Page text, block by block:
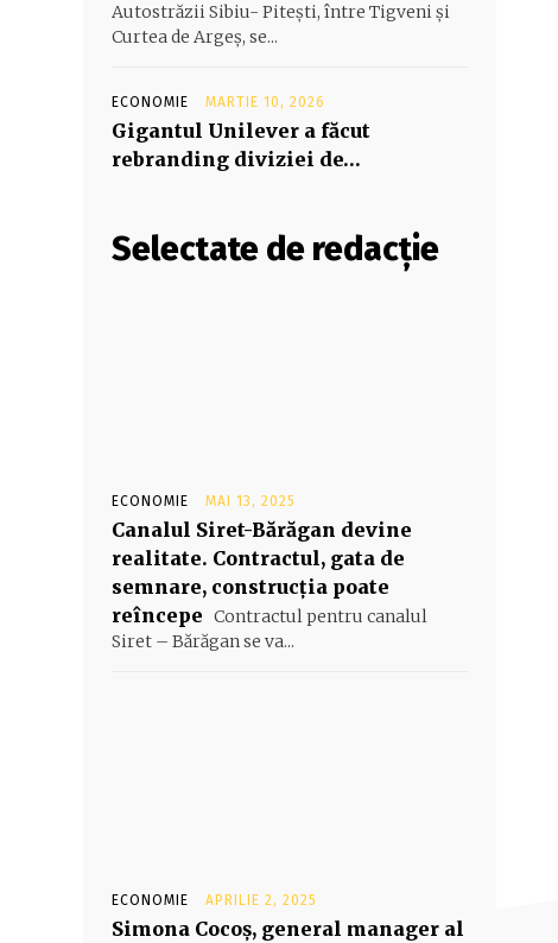
Autostrăzii Sibiu- Piteşti, între Tigveni şi
Curtea de Argeş, se...
ECONOMIE MARTIE 10, 2026
Gigantul Unilever a făcut
rebranding diviziei de…
Selectate de redacție
ECONOMIE MAI 13, 2025
Canalul Siret-Bărăgan devine
realitate. Contractul, gata de
semnare, construcția poate
reîncepe Contractul pentru canalul
Siret – Bărăgan se va...
ECONOMIE APRILIE 2, 2025
Simona Cocoş, general manager al